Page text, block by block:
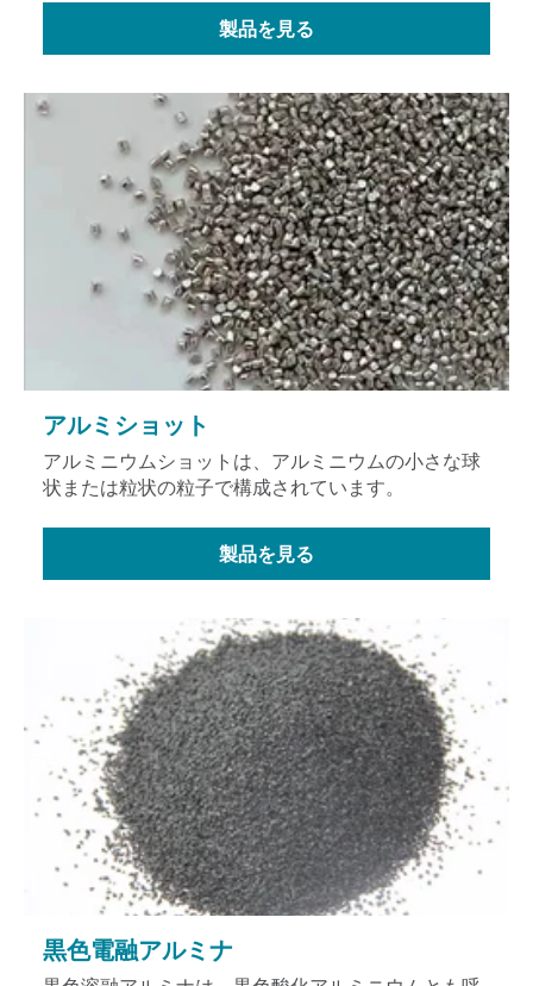
製品を見る
アルミショット
アルミニウムショットは、アルミニウムの小さな球
状または粒状の粒子で構成されています。
製品を見る
黒色電融アルミナ